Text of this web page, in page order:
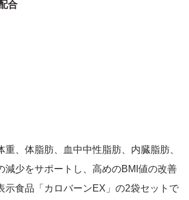
合
重、体脂肪、血中中性脂肪、内臓脂肪、
減少をサポートし、高めのBMI値の改善
示食品「カロバーンEX」の2袋セットで